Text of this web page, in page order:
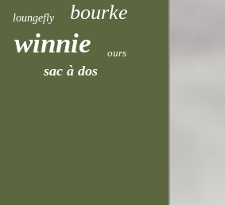
loungefly bourke
winnie ours
sac à dos